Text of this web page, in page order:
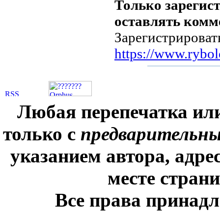
Только
оставлять
https://
Любая перепечатка
только с
указанием автора,
месте
Все права